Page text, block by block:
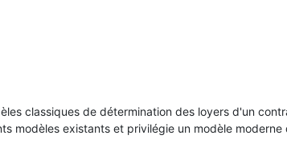
classiques de détermination des loyers d'un
modèles existants et privilégie un modèle